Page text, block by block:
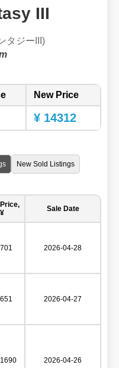
III
タジーIII)
New Price
¥ 14312
New Sold Listings
Price,
¥
Sale Date
701 2026-04-28
651 2026-04-27
1690 2026-04-26